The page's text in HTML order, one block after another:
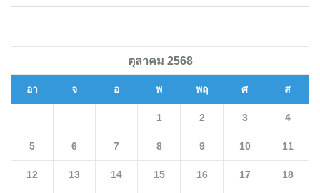
ตุลาคม 2568
อา จ อ พ พฤ ศ ส
1 2 3 4
5 6 7 8 9 10 11
12 13 14 15 16 17 18